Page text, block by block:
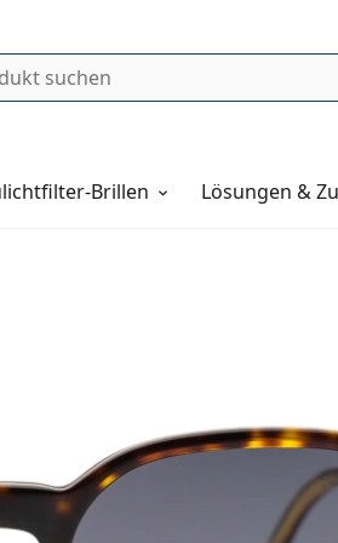
Brillen Lösungen &